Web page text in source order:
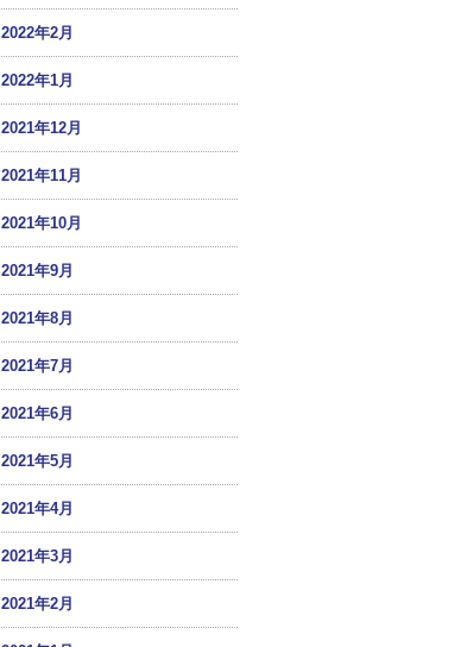
2022年2月
2022年1月
2021年12月
2021年11月
2021年10月
2021年9月
2021年8月
2021年7月
2021年6月
2021年5月
2021年4月
2021年3月
2021年2月